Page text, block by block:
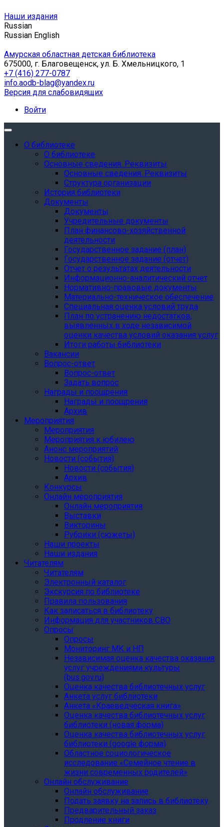
Наши издания
Russian
Russian English
Амурская областная детская библиотека
675000, г. Благовещенск, ул. Б. Хмельницкого, 1
+7 (416) 277-0787
info.aodb-blag@yandex.ru
Версия для слабовидящих
Войти
О библиотеке
О библиотеке
Основные сведения. Реквизиты
Основные сведения. Реквизиты
Структура организации
История библиотеки
Документы
Документы
Учредительные документы
План финансово-хозяйственной
деятельности
Государственное задание (план)
Государственное задание (отчет)
Отчет о результатах деятельности
Информационно-аналитический отчет
Нормативно-правовые документы
Материально-техническое обеспечение
Специальная оценка условий труда
План по устранению недостатков,
выявленных в ходе независимой
оценки качества условий оказания услуг
Итоги работы библиотеки
Вакансии
Вопрос-ответ
Вопрос-ответ
Задать вопрос
Награды и поощрения
Награды и поощрения
Архив
Мероприятия
Мероприятия
Мероприятия к юбилею
Анонс мероприятий
Новости (события)
Новости (события)
Архив
Конкурсы
Онлайн мероприятия
Онлайн мероприятия
Выставки
Викторины
Рубрики (сюжеты)
Наши проекты
Наши издания
Читателям
Читателям
Электронный каталог
Экскурсия по библиотеке
Правила пользования
Как записаться в библиотеку
Информация для участников СВО
Опросы
Опросы
Мониторинг МК и НП
Независимая оценка качества оказания
услуг учреждениями культуры
(bus.gov.ru)
Оценка качества библиотечных услуг
Анкета услуг библиотеки
Анкета «Краеведческая книга»
Oценка качества библиотечных услуг
библиотеки (новая форма)
Oценка качества библиотечных услуг
библиотеки (google форма)
Областное социологическое
исследование «Семейное чтение в
жизни современных родителей»
Онлайн обслуживание
Онлайн обслуживание
Подать заявку на запись в библиотеку
Предварительный заказ
Продление книги